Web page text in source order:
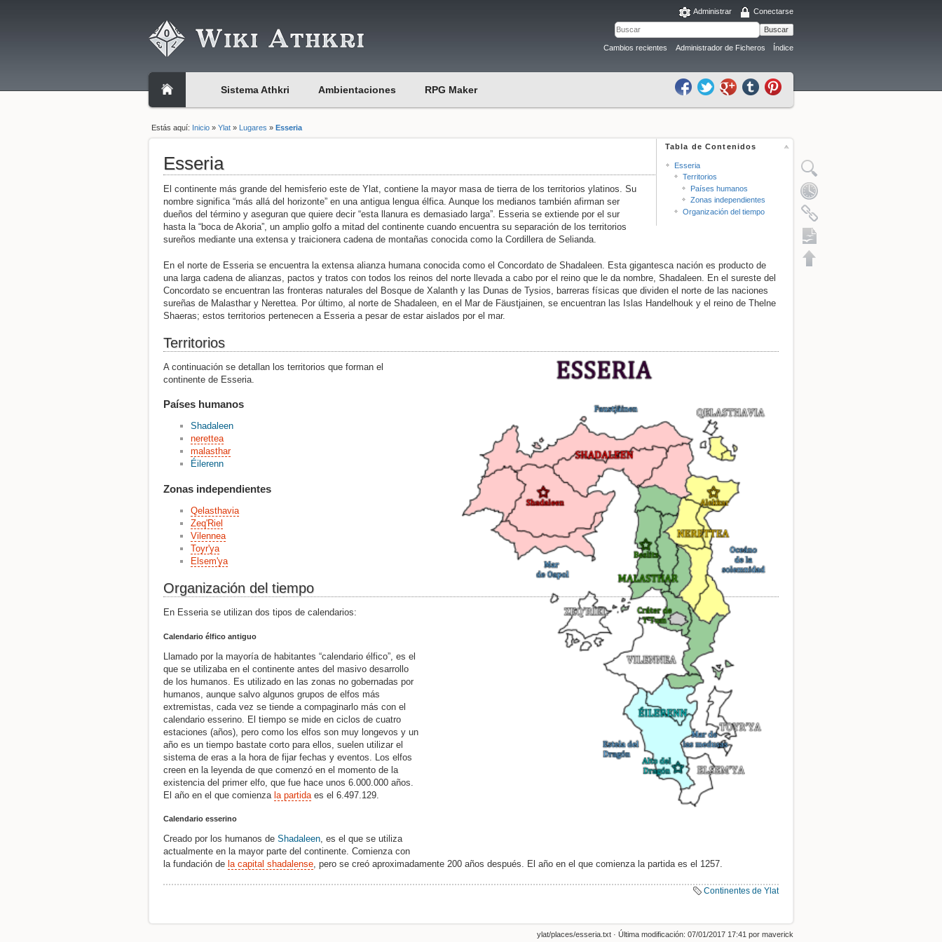
Administrar Conectarse
Buscar
Cambios recientes Administrador de Ficheros Índice
Sistema Athkri Ambientaciones RPG Maker
Estás aquí: Inicio »Ylat » Lugares »Esseria
Tabla de Contenidos
Esseria
Territorios
Países humanos
Zonas independientes
Organización del tiempo
Esseria
El continente más grande del hemisferio este de Ylat, contiene la mayor masa de tierra de los territorios ylatinos. Su
nombre significa “más allá del horizonte” en una antigua lengua élfica. Aunque los medianos también afirman ser
dueños del término y aseguran que quiere decir “esta llanura es demasiado larga”. Esseria se extiende por el sur
hasta la “boca de Akoria”, un amplio golfo a mitad del continente cuando encuentra su separación de los territorios
sureños mediante una extensa y traicionera cadena de montañas conocida como la Cordillera de Selianda.
En el norte de Esseria se encuentra la extensa alianza humana conocida como el Concordato de Shadaleen. Esta gigantesca nación es producto de
una larga cadena de alianzas, pactos y tratos con todos los reinos del norte llevada a cabo por el reino que le da nombre, Shadaleen. En el sureste del
Concordato se encuentran las fronteras naturales del Bosque de Xalanth y las Dunas de Tysios, barreras físicas que dividen el norte de las naciones
sureñas de Malasthar y Nerettea. Por último, al norte de Shadaleen, en el Mar de Fäustjainen, se encuentran las Islas Handelhouk y el reino de Thelne
Shaeras; estos territorios pertenecen a Esseria a pesar de estar aislados por el mar.
Territorios
A continuación se detallan los territorios que forman el
continente de Esseria.
Países humanos
Shadaleen
nerettea
malasthar
Éilerenn
Zonas independientes
Qelasthavia
Zeq'Riel
Vilennea
Toyr'ya
Elsem'ya
Organización del tiempo
En Esseria se utilizan dos tipos de calendarios:
Calendario élfico antiguo
Llamado por la mayoría de habitantes “calendario élfico”, es el
que se utilizaba en el continente antes del masivo desarrollo
de los humanos. Es utilizado en las zonas no gobernadas por
humanos, aunque salvo algunos grupos de elfos más
extremistas, cada vez se tiende a compaginarlo más con el
calendario esserino. El tiempo se mide en ciclos de cuatro
estaciones (años), pero como los elfos son muy longevos y un
año es un tiempo bastate corto para ellos, suelen utilizar el
sistema de eras a la hora de fijar fechas y eventos. Los elfos
creen en la leyenda de que comenzó en el momento de la
existencia del primer elfo, que fue hace unos 6.000.000 años.
El año en el que comienza la partida es el 6.497.129.
Calendario esserino
Creado por los humanos de Shadaleen, es el que se utiliza
actualmente en la mayor parte del continente. Comienza con
la fundación de la capital shadalense, pero se creó aproximadamente 200 años después. El año en el que comienza la partida es el 1257.
Continentes de Ylat
ylat/places/esseria.txt · Última modificación: 07/01/2017 17:41 por maverick